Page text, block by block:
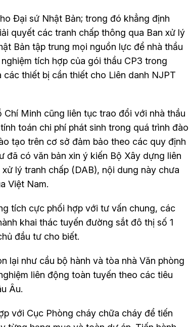
Đại sứ Nhật Bản; trong đó khẳng định
quyết các tranh chấp thông qua Ban xử lý
Bản tập trung mọi nguồn lực để nhà thầu
tích hợp của gói thầu CP3 trong
thiết bị cần thiết cho Liên danh NJPT
Minh cũng liên tục trao đổi với nhà thầu
toán chi phí phát sinh trong quá trình đào
tạo trên cơ sở đảm bảo theo các quy định
có văn bản xin ý kiến Bộ Xây dựng liên
lý tranh chấp (DAB), nội dung này chưa
Việt Nam.
tích cực phối hợp với tư vấn chung, các
khai thác tuyến đường sắt đô thị số 1
đầu tư cho biết.
lại như cầu bộ hành và tòa nhà Văn phòng
liên động toàn tuyến theo các tiêu
Âu.
với Cục Phòng cháy chữa cháy để tiến